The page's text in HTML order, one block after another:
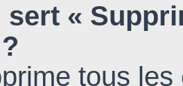
sert «
tous